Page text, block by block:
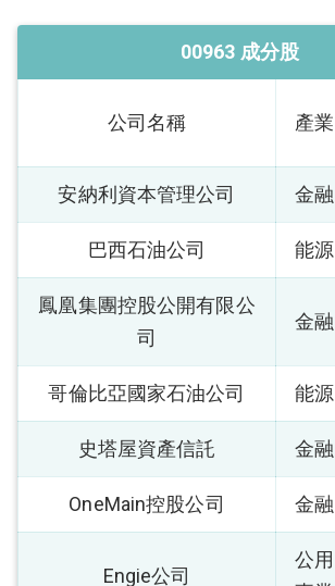
00963 成分股
公司名稱 產業
安納利資本管理公司 金融
巴西石油公司 能源
鳳凰集團控股公開有限公
司
金融
哥倫比亞國家石油公司 能源
史塔屋資產信託 金融
OneMain控股公司 金融
Engie公司
公用